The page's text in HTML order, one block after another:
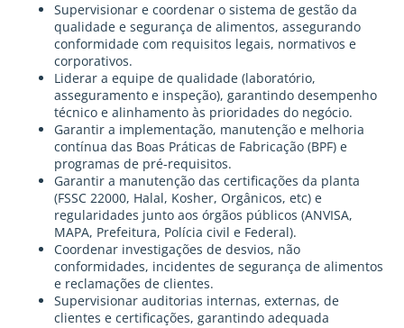
Supervisionar e coordenar o sistema de gestão da
qualidade e segurança de alimentos, assegurando
conformidade com requisitos legais, normativos e
corporativos.
Liderar a equipe de qualidade (laboratório,
asseguramento e inspeção), garantindo desempenho
técnico e alinhamento às prioridades do negócio.
Garantir a implementação, manutenção e melhoria
contínua das Boas Práticas de Fabricação (BPF) e
programas de pré-requisitos.
Garantir a manutenção das certificações da planta
(FSSC 22000, Halal, Kosher, Orgânicos, etc) e
regularidades junto aos órgãos públicos (ANVISA,
MAPA, Prefeitura, Polícia civil e Federal).
Coordenar investigações de desvios, não
conformidades, incidentes de segurança de alimentos
e reclamações de clientes.
Supervisionar auditorias internas, externas, de
clientes e certificações, garantindo adequada